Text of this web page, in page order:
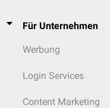
Für Unternehmen
Werbung
Login Services
Content Marketing